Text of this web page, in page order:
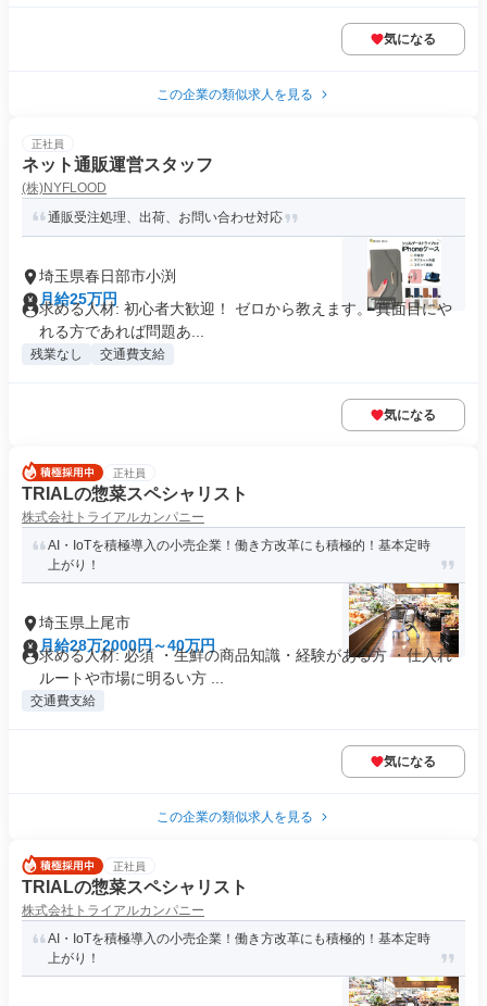
気になる
この企業の類似求人を見る
正社員
ネット通販運営スタッフ
(株)NYFLOOD
通販受注処理、出荷、お問い合わせ対応
埼玉県春日部市小渕
月給25万円
求める人材: 初心者大歓迎！ ゼロから教えます。 真面目にや
れる方であれば問題あ...
残業なし 交通費支給
気になる
正社員
TRIALの惣菜スペシャリスト
株式会社トライアルカンパニー
AI・IoTを積極導入の小売企業！働き方改革にも積極的！基本定時
上がり！
埼玉県上尾市
月給28万2000円～40万円
求める人材: 必須 ・生鮮の商品知識・経験がある方 ・仕入れ
ルートや市場に明るい方 ...
交通費支給
気になる
この企業の類似求人を見る
正社員
TRIALの惣菜スペシャリスト
株式会社トライアルカンパニー
AI・IoTを積極導入の小売企業！働き方改革にも積極的！基本定時
上がり！